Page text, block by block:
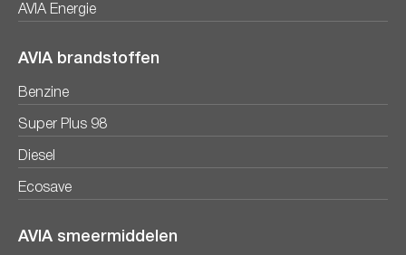
AVIA Energie
AVIA brandstoffen
Benzine
Super Plus 98
Diesel
Ecosave
AVIA smeermiddelen